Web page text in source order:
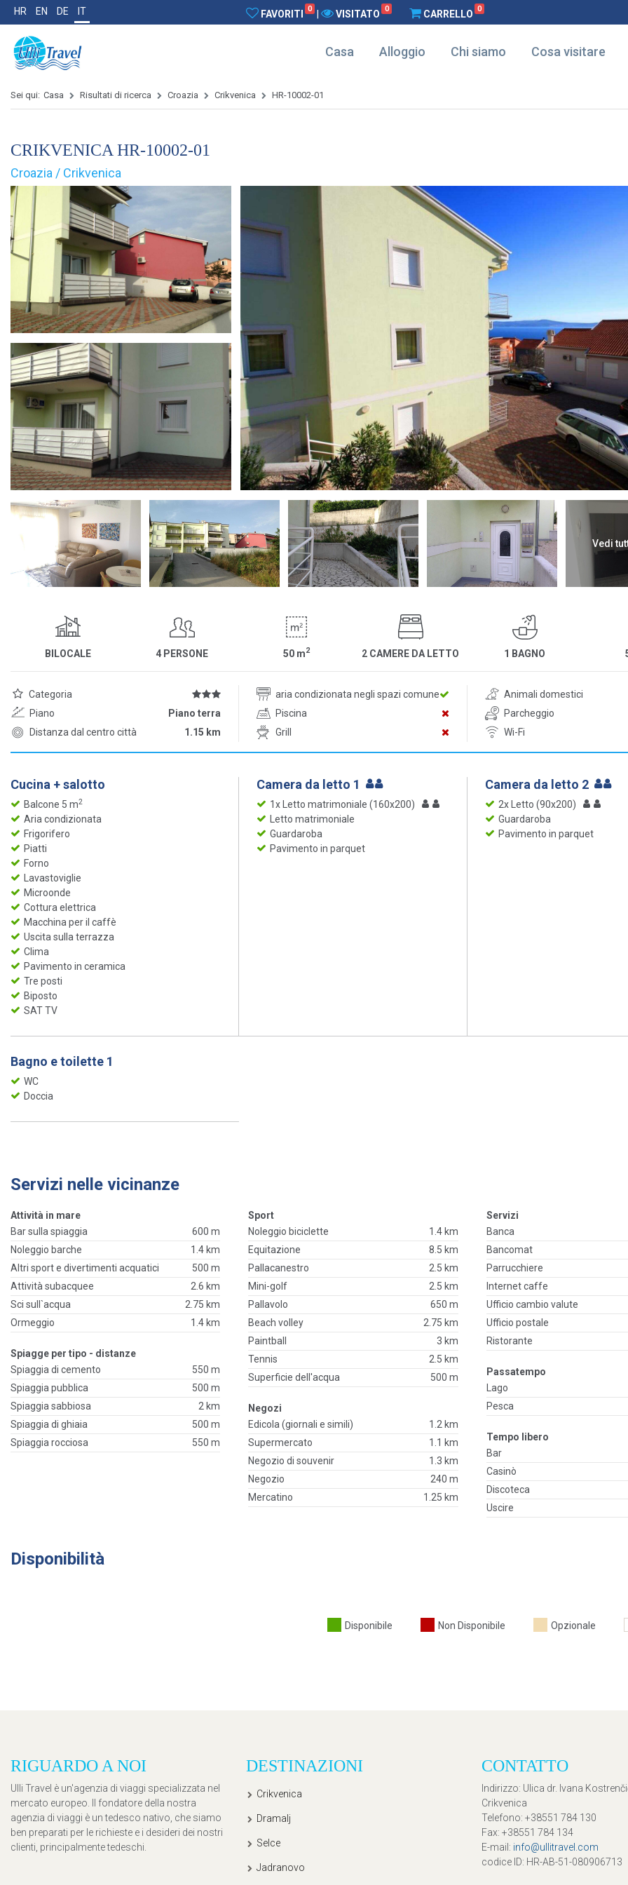
HR EN DE IT FAVORITI 0 VISITATO 0 CARRELLO 0
Casa Alloggio Chi siamo Cosa visitare
Sei qui: Casa Risultati di ricerca Croazia Crikvenica HR-10002-01
CRIKVENICA HR-10002-01
Croazia / Crikvenica
Vedi
BILOCALE 4 PERSONE 50 m2 2 CAMERE DA LETTO 1 BAGNO
Categoria aria condizionata negli spazi comune
Animali domestici
Piano
Piano terra Piscina
Parcheggio
Distanza dal centro città
1.15 km Grill Wi-Fi
Cucina + salotto
Balcone 5 m2
Aria condizionata
Frigorifero
Piatti
Forno
Lavastoviglie
Microonde
Cottura elettrica
Macchina per il caffè
Uscita sulla terrazza
Clima
Pavimento in ceramica
Tre posti
Biposto
SAT TV
Camera da letto 1
1x Letto matrimoniale (160x200)
Letto matrimoniale
Guardaroba
Pavimento in parquet
Camera da letto 2
2x Letto (90x200)
Guardaroba
Pavimento in parquet
Bagno e toilette 1
WC
Doccia
Servizi nelle vicinanze
Attività in mare
Bar sulla spiaggia
600 m
Noleggio barche
1.4 km
Altri sport e divertimenti acquatici
500 m
Attività subacquee
2.6 km
Sci sull`acqua
2.75 km
Ormeggio
1.4 km
Spiagge per tipo - distanze
Spiaggia di cemento
550 m
Spiaggia pubblica
500 m
Spiaggia sabbiosa
2 km
Spiaggia di ghiaia
500 m
Spiaggia rocciosa
550 m
Sport
Noleggio biciclette
1.4 km
Equitazione
8.5 km
Pallacanestro
2.5 km
Mini-golf
2.5 km
Pallavolo
650 m
Beach volley
2.75 km
Paintball
3 km
Tennis
2.5 km
Superficie dell'acqua
500 m
Negozi
Edicola (giornali e simili)
1.2 km
Supermercato
1.1 km
Negozio di souvenir
1.3 km
Negozio
240 m
Mercatino
1.25 km
Servizi
Banca
Bancomat
Parrucchiere
Internet caffe
Ufficio cambio valute
Ufficio postale
Ristorante
Passatempo
Lago
Pesca
Tempo libero
Bar
Casinò
Discoteca
Uscire
Disponibilità
Disponibile Non Disponibile Opzionale
RIGUARDO A NOI
Ulli Travel è un'agenzia di viaggi specializzata nel
mercato europeo. Il fondatore della nostra
agenzia di viaggi è un tedesco nativo, che siamo
ben preparati per le richieste e i desideri dei nostri
clienti, principalmente tedeschi.
DESTINAZIONI
Crikvenica
Dramalj
Selce
Jadranovo
CONTATTO
Indirizzo: Ulica dr. Ivana
Crikvenica
Telefono: +38551 784 130
Fax: +38551 784 134
E-mail : info@ullitravel.com
codice ID: HR-AB-51-080906713